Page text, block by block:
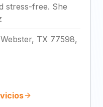
stress-free. She
TX 77598,